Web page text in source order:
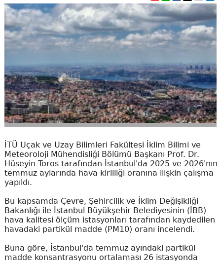
İTÜ Uçak ve Uzay Bilimleri Fakültesi İklim Bilimi ve
Meteoroloji Mühendisliği Bölümü Başkanı Prof. Dr.
Hüseyin Toros tarafından İstanbul'da 2025 ve 2026'nın
temmuz aylarında hava kirliliği oranına ilişkin çalışma
yapıldı.
Bu kapsamda Çevre, Şehircilik ve İklim Değişikliği
Bakanlığı ile İstanbul Büyükşehir Belediyesinin (İBB)
hava kalitesi ölçüm istasyonları tarafından kaydedilen
havadaki partikül madde (PM10) oranı incelendi.
Buna göre, İstanbul'da temmuz ayındaki partikül
madde konsantrasyonu ortalaması 26 istasyonda